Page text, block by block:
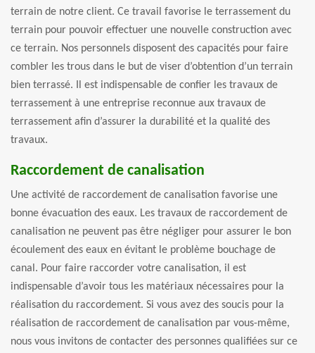
terrain de notre client. Ce travail favorise le terrassement du
terrain pour pouvoir effectuer une nouvelle construction avec
ce terrain. Nos personnels disposent des capacités pour faire
combler les trous dans le but de viser d’obtention d’un terrain
bien terrassé. Il est indispensable de confier les travaux de
terrassement à une entreprise reconnue aux travaux de
terrassement afin d’assurer la durabilité et la qualité des
travaux.
Raccordement de canalisation
Une activité de raccordement de canalisation favorise une
bonne évacuation des eaux. Les travaux de raccordement de
canalisation ne peuvent pas être négliger pour assurer le bon
écoulement des eaux en évitant le problème bouchage de
canal. Pour faire raccorder votre canalisation, il est
indispensable d’avoir tous les matériaux nécessaires pour la
réalisation du raccordement. Si vous avez des soucis pour la
réalisation de raccordement de canalisation par vous-même,
nous vous invitons de contacter des personnes qualifiées sur ce